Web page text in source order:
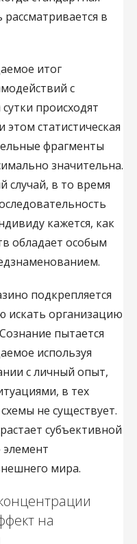
рассматривается в
итог
c
происходят
статистическая
фрагменты
значительна.
случай, в то время
кажется, как
обладает особым
подкрепляется
искать организацию
пытается
используя
с личный опыт,
в тех
не существует.
субъективной
мира.
на